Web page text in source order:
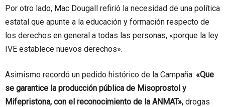
Por otro lado, Mac Dougall refirió la necesidad de una política
estatal que apunte a la educación y formación respecto de
los derechos en general a todas las personas, «porque la ley
IVE establece nuevos derechos».
Asimismo recordó un pedido histórico de la Campaña: «Que
se garantice la producción pública de Misoprostol y
Mifepristona, con el reconocimiento de la ANMAT», drogas